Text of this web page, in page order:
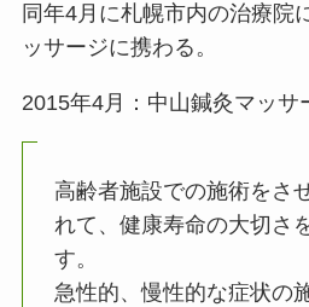
同年4月に札幌市内の治療院
ッサージに携わる。
2015年4月：中山鍼灸マッサ
高齢者施設での施術をさ
れて、健康寿命の大切さ
す。
急性的、慢性的な症状の